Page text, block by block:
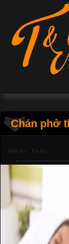
Chán phở
Home › Tin tức